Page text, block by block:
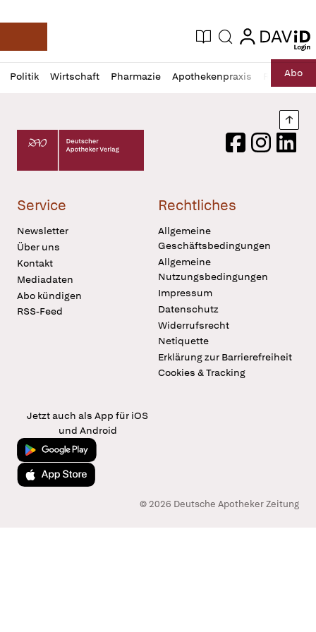
Deutsche Apotheker Zeitung
Aktuelle Ausgabe
Suche login
login
Politik Wirtschaft Pharmazie Apothekenpraxis RechtAbo
Profil
öffnen
Daz
Pur
Deutscher Apotheker Verlag Logo
FacebookInstagram
Service
Newsletter
Über uns
Kontakt
Mediadaten
Abo kündigen
RSS-Feed
Rechtliches
Allgemeine
Geschäftsbedingungen
Allgemeine
Nutzungsbedingungen
Impressum
Datenschutz
Widerrufsrecht
Netiquette
Erklärung zur Barrierefreiheit
Cookies & Tracking
Jetzt auch als App für iOS
und Android
Jetzt bei Google Play
Laden im App Store
© 2026 Deutsche Apotheker Zeitung